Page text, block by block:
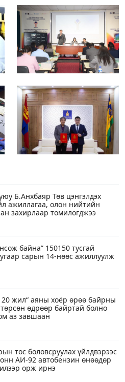
Б.Анхбаяр Төв цэнгэлдэх
ажиллагаа, олон нийтийн
захирлаар томилогджээ
байна” 150150 тусгай
сарын 14-нөөс ажиллуулж
20 жил“ аяны хоёр өрөө байрны
өдрөөр байртай болно
аз завшаан
тос боловсруулах үйлдвэрээс
АИ-92 автобензин өнөөдөр
орж ирнэ